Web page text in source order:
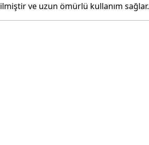
ve uzun ömürlü kullanım sağlar.